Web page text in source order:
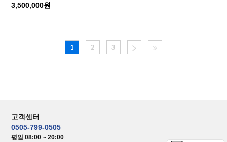
3,500,000원
1 2 3
고객센터
0505-799-0505
평일 08:00 ~ 20:00